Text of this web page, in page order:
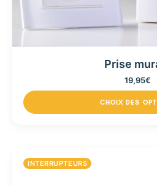
Prise
19,95€
CHOIX DES
INTERRUPTEURS